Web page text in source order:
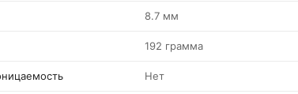
8.7 мм
192 грамма
Нет